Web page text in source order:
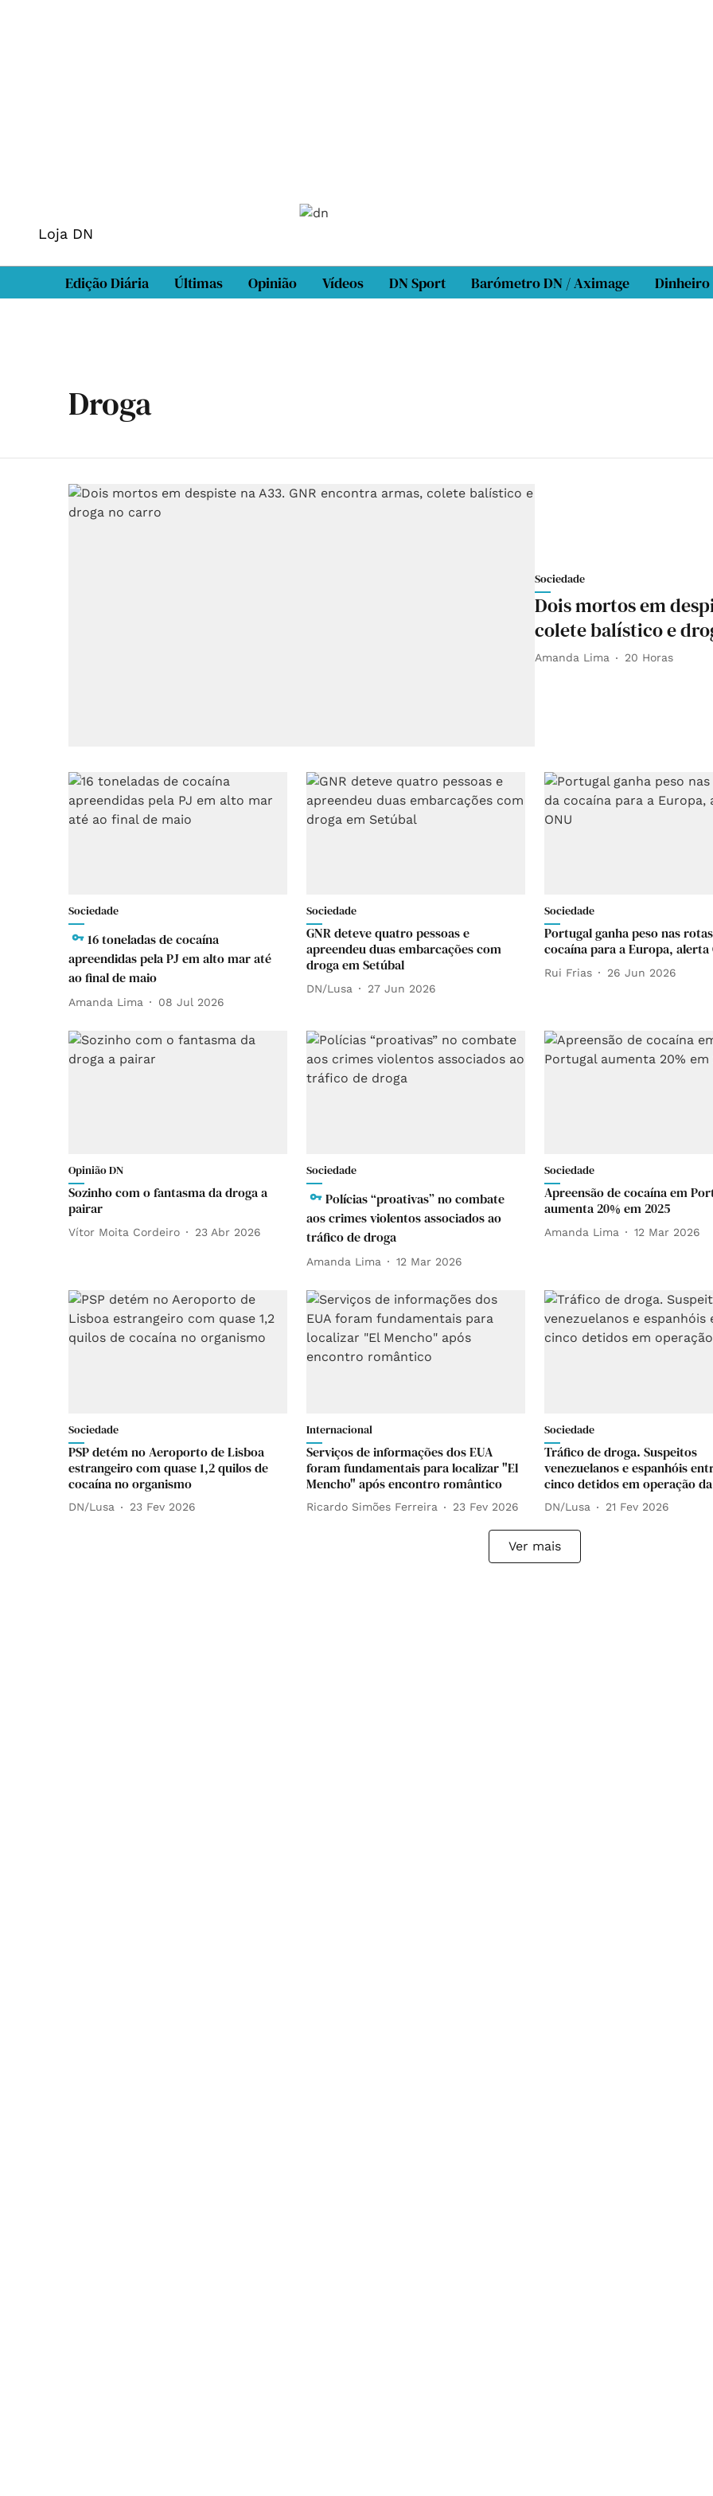
Loja DN
Edição Diária Últimas Opinião Vídeos DN Sport Barómetro DN / Aximage Dinheiro
Droga
Sociedade
Dois mortos em
colete balístico e
Amanda Lima 20 Horas
Sociedade
16 toneladas de cocaína
apreendidas pela PJ em alto mar até
ao final de maio
Amanda Lima 08 Jul 2026
Sociedade
GNR deteve quatro pessoas e
apreendeu duas embarcações com
droga em Setúbal
DN/Lusa 27 Jun 2026
Sociedade
Portugal ganha peso nas
cocaína para a Europa, alerta
Rui Frias 26 Jun 2026
Opinião DN
Sozinho com o fantasma da droga a
pairar
Vítor Moita Cordeiro 23 Abr 2026
Sociedade
Polícias “proativas” no combate
aos crimes violentos associados ao
tráfico de droga
Amanda Lima 12 Mar 2026
Sociedade
Apreensão de cocaína em
aumenta 20% em 2025
Amanda Lima 12 Mar 2026
Sociedade
PSP detém no Aeroporto de Lisboa
estrangeiro com quase 1,2 quilos de
cocaína no organismo
DN/Lusa 23 Fev 2026
Internacional
Serviços de informações dos EUA
foram fundamentais para localizar "El
Mencho" após encontro romântico
Ricardo Simões Ferreira 23 Fev 2026
Sociedade
Tráfico de droga. Suspeitos
venezuelanos e espanhóis
cinco detidos em operação
DN/Lusa 21 Fev 2026
Ver mais